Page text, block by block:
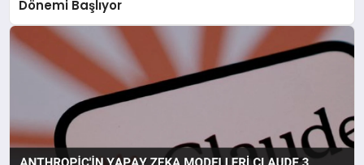
Dönemi Başlıyor